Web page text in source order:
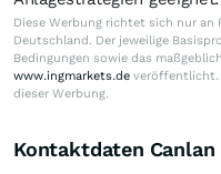
Diese Werbung richtet sich nur
Deutschland. Der jeweilige
Bedingungen sowie das
www.ingmarkets.de veröffentlicht.
dieser Werbung.
Kontaktdaten